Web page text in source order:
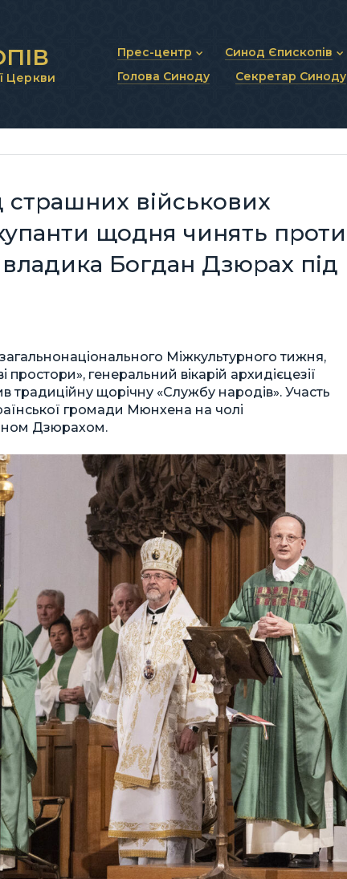
Церкви
Прес-центр
Новини та анонси
Синод Єпископів
Статут Синоду
Синодальні органи
Голова Синоду Секретар Синоду
військових
щодня чинять проти
Богдан Дзюрах під
Міжкультурного тижня,
генеральний вікарій архидієцезії
традиційну щорічну «Службу народів». Участь
громади Мюнхена на чолі
Дзюрахом.